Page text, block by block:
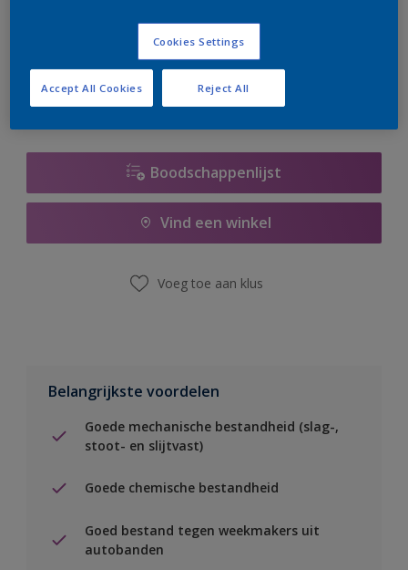
te bestellen. Houd de website in de gaten, we werken
er hard aan om de voorraad aan te vullen.
Boodschappenlijst
Vind een winkel
Voeg toe aan klus
Belangrijkste voordelen
Goede mechanische bestandheid (slag-,
stoot- en slijtvast)
Goede chemische bestandheid
Goed bestand tegen weekmakers uit
autobanden
Cookies Settings
Reject All
Accept All Cookies